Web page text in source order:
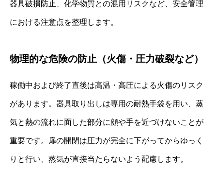
器具破損防止、化学物質との混用リスクなど、安全管理
における注意点を整理します。
物理的な危険の防止（火傷・圧力破裂など）
稼働中および終了直後は高温・高圧による火傷のリスク
があります。器具取り出しは専用の耐熱手袋を用い、蒸
気と熱の流れに面した部分に顔や手を近づけないことが
重要です。扉の開閉は圧力が完全に下がってからゆっく
りと行い、蒸気が直接当たらないよう配慮します。